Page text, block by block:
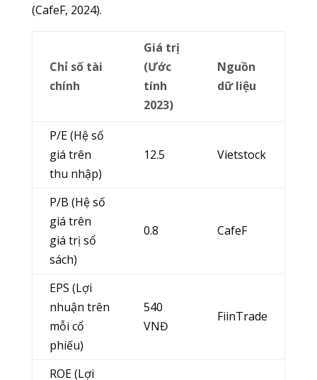
(CafeF, 2024).
Chỉ số tài
chính
Giá trị
(Ước
tính
2023)
Nguồn
dữ liệu
P/E (Hệ số
giá trên
thu nhập)
12.5 Vietstock
P/B (Hệ số
giá trên
giá trị sổ
sách)
0.8 CafeF
EPS (Lợi
nhuận trên
mỗi cổ
phiếu)
540
VNĐ
FiinTrade
ROE (Lợi